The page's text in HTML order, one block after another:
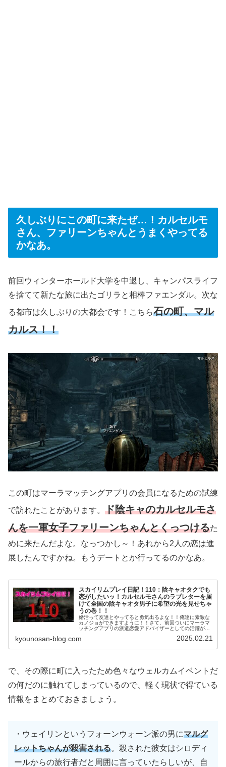
久しぶりにこの町に来たぜ…！カルセルモ
さん、ファリーンちゃんとうまくやってる
かなあ。
前回ウィンターホールド大学を中退し、キャンパスライフ
を捨てて新たな旅に出たゴリラと相棒ファエンダル。次な
る都市は久しぶりの大都会です！こちら石の町、マル
カルス！！
この町はマーラマッチングアプリの会員になるための試練
で訪れたことがあります。 ド陰キャのカルセルモさ
んを一軍女子ファリーンちゃんとくっつけるた
めに来たんだよな。なっつかし～！あれから2人の恋は進
展したんですかね。もうデートとか行ってるのかなあ。
スカイリムプレイ日記！110：陰キャオタクでも
恋がしたいッ！カルセルモさんのラブレターを届
けて全国の陰キャオタ男子に希望の光を見せちゃ
うの巻！！
婚活って友達とやってると勇気出るよな！！俺達に素敵な
カノジョができますように！！さて、前回ついにマーラマ
ッチングアプリの派遣恋愛アドバイザーとしての活躍が認
ギュラー会員のゴリラですが…ファ…
kyounosan-blog.com 2025.02.21
で、その際に町に入ったため色々なウェルカムイベントだ
の何だのに触れてしまっているので、軽く現状で得ている
情報をまとめておきましょう。
・ウェイリンというフォーンウォーン派の男にマルグ
レットちゃんが殺害される。殺された彼女はシロディ
ールからの旅行者だと周囲に言っていたらしいが、自